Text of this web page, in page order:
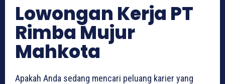
Lowongan Kerja PT
Rimba Mujur
Mahkota
Apakah Anda sedang mencari peluang karier yang